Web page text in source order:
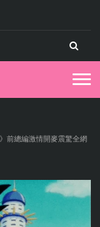
前總編激情開麥震驚全網